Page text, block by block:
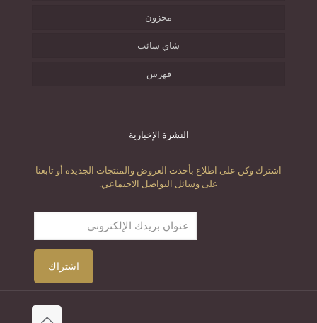
مخزون
شاي سائب
فهرس
النشرة الإخبارية
اشترك وكن على اطلاع بأحدث العروض والمنتجات الجديدة أو تابعنا
على وسائل التواصل الاجتماعي.